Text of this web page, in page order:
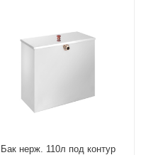
Бак нерж. 110л под контур